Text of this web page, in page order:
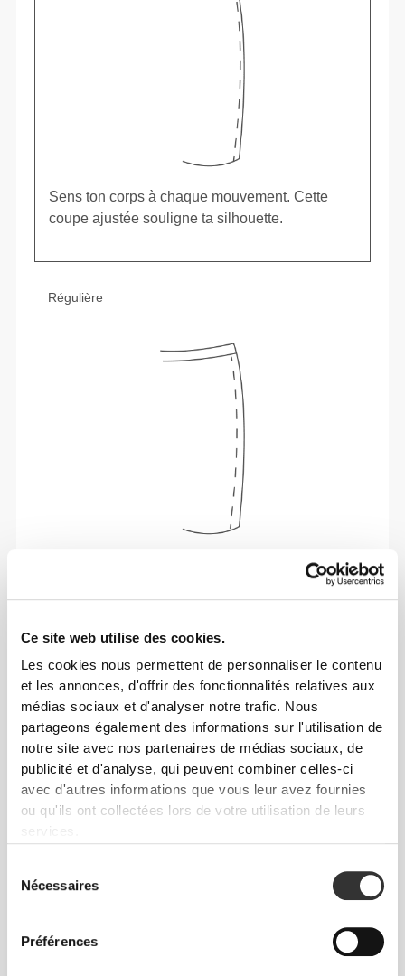
Ce site web utilise des cookies.
Les cookies nous permettent de personnaliser le contenu
et les annonces, d'offrir des fonctionnalités relatives aux
médias sociaux et d'analyser notre trafic. Nous
partageons également des informations sur l'utilisation de
notre site avec nos partenaires de médias sociaux, de
publicité et d'analyse, qui peuvent combiner celles-ci
avec d'autres informations que vous leur avez fournies
ou qu'ils ont collectées lors de votre utilisation de leurs
services.
Nécessaires
Préférences
Sens ton corps à chaque mouvement. Cette
coupe ajustée souligne ta silhouette.
Régulière
Liberté de mouvement et confort au quotidien,
Ample
confortable et décontractée pour un look casual.